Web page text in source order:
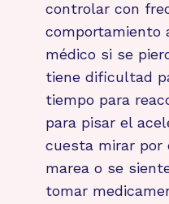
controlar con
comportamiento
médico si se
tiene dificultad
tiempo para
para pisar el
cuesta mirar por
marea o se
tomar